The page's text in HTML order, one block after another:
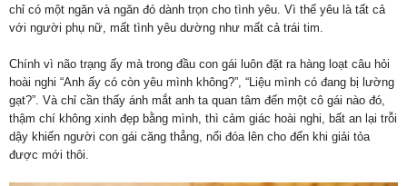
chỉ có một ngăn và ngăn đó dành trọn cho tình yêu. Vì thế yêu là tất cả
với người phụ nữ, mất tình yêu dường như mất cả trái tim.
Chính vì não trạng ấy mà trong đầu con gái luôn đặt ra hàng loạt câu hỏi
hoài nghi “Anh ấy có còn yêu mình không?”, “Liệu mình có đang bị lường
gạt?”. Và chỉ cần thấy ánh mắt anh ta quan tâm đến một cô gái nào đó,
thậm chí không xinh đẹp bằng mình, thì cảm giác hoài nghi, bất an lại trỗi
dậy khiến người con gái căng thẳng, nổi đóa lên cho đến khi giải tỏa
được mới thôi.